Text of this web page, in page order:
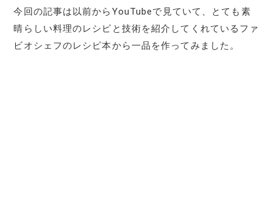
今回の記事は以前からYouTubeで見ていて、とても素
晴らしい料理のレシピと技術を紹介してくれているファ
ビオシェフのレシピ本から一品を作ってみました。